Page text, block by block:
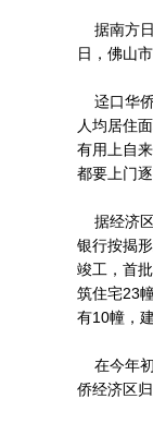
据南方日
日，佛山
迳口华侨
人均居住
有用上自
都要上门
据经济区
银行按揭
竣工，首
筑住宅23
有10幢，
在今年初
侨经济区